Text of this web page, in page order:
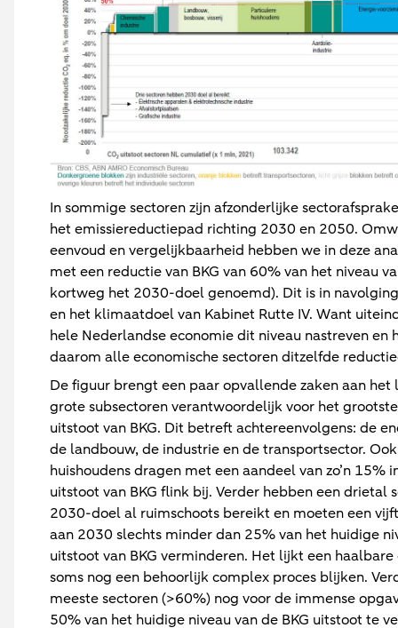
In sommige sectoren zijn afzonderlijke
het emissiereductiepad richting 2030 en 2050.
eenvoud en vergelijkbaarheid hebben we in deze
met een reductie van BKG van 60% van het niveau
kortweg het 2030-doel genoemd). Dit is in
en het klimaatdoel van Kabinet Rutte IV. Want
hele Nederlandse economie dit niveau nastreven en
daarom alle economische sectoren ditzelfde
De figuur brengt een paar opvallende zaken aan het
grote subsectoren verantwoordelijk voor het
uitstoot van BKG. Dit betreft achtereenvolgens: de
de landbouw, de industrie en de transportsector.
huishoudens dragen met een aandeel van zo’n 15%
uitstoot van BKG flink bij. Verder hebben een drietal
2030-doel al ruimschoots bereikt en moeten een
aan 2030 slechts minder dan 25% van het huidige
uitstoot van BKG verminderen. Het lijkt een
soms nog een behoorlijk complex proces blijken.
meeste sectoren (>60%) nog voor de immense
50% van het huidige niveau van de BKG uitstoot te